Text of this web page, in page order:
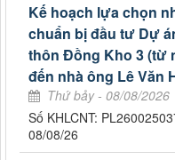
Kế hoạch lựa chọn
chuẩn bị đầu tư Dự
thôn Đồng Kho 3 (từ
đến nhà ông Lê Văn
Thứ bảy - 08/08/2026
Số KHLCNT:
08/08/26